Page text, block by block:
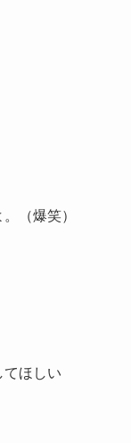
（爆笑）
てほしい